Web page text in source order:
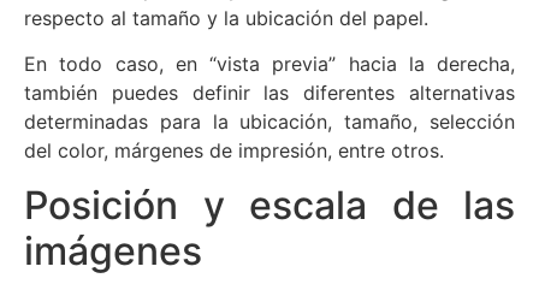
respecto al tamaño y la ubicación del papel.
En todo caso, en “vista previa” hacia la derecha,
también puedes definir las diferentes alternativas
determinadas para la ubicación, tamaño, selección
del color, márgenes de impresión, entre otros.
Posición y escala de las
imágenes